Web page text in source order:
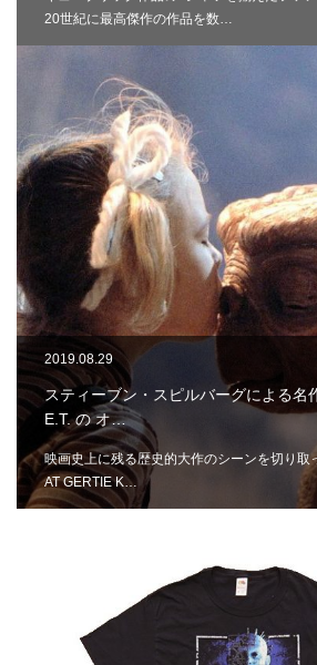
20世紀に最高傑作の作品を数…
2019.08.29
スティーブン・スピルバーグによる名
E.T. の オ…
映画史上に残る歴史的大作のシーンを切り取
AT GERTIE K…